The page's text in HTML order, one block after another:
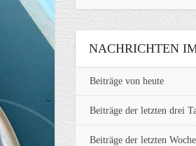
NACHRICHTEN
Beiträge von heute
Beiträge der letzten drei
Beiträge der letzten Woche